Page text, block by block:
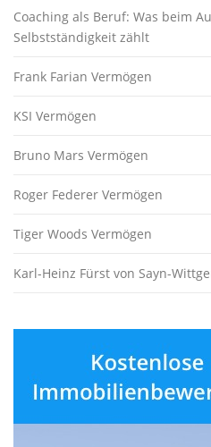
Coaching als Beruf: Was beim
Selbstständigkeit zählt
Frank Farian Vermögen
KSI Vermögen
Bruno Mars Vermögen
Roger Federer Vermögen
Tiger Woods Vermögen
Karl-Heinz Fürst von Sayn-